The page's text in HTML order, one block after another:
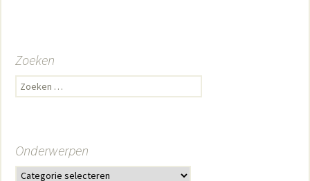
Zoeken
Zoeken naar:
Onderwerpen